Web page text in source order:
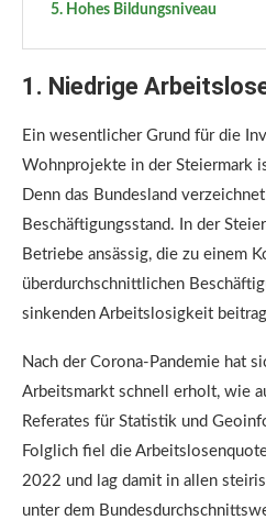
5. Hohes Bildungsniveau
1. Niedrige
Ein wesentlicher Grund für die
Wohnprojekte in der Steiermark
Denn das Bundesland
Beschäftigungsstand. In der
Betriebe ansässig, die zu einem
überdurchschnittlichen
sinkenden Arbeitslosigkeit
Nach der Corona-Pandemie hat
Arbeitsmarkt schnell erholt, wie
Referates für Statistik und
Folglich fiel die
2022 und lag damit in allen
unter dem